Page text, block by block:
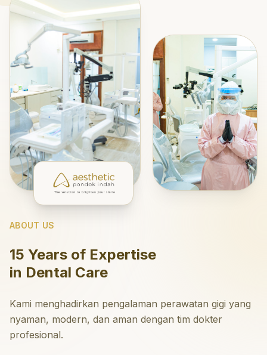
ABOUT US
15 Years of Expertise
in Dental Care
Kami menghadirkan pengalaman perawatan gigi yang
nyaman, modern, dan aman dengan tim dokter
profesional.